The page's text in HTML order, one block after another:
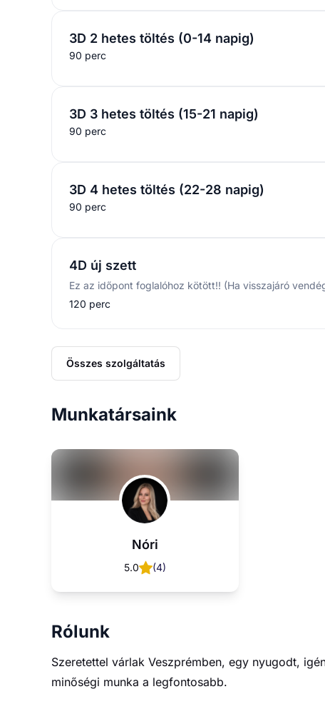
3D 2 hetes töltés (0-14 napig)
90 perc
3D 3 hetes töltés (15-21 napig)
90 perc
3D 4 hetes töltés (22-28 napig)
90 perc
4D új szett
120 perc
Összes szolgáltatás
Munkatársaink
Nóri
5.0 (4)
Rólunk
Szeretettel várlak Veszprémben, egy nyugodt,
minőségi munka a legfontosabb.